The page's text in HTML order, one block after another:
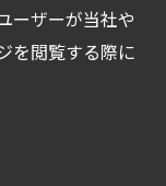
ーザーが当社や
を閲覧する際に